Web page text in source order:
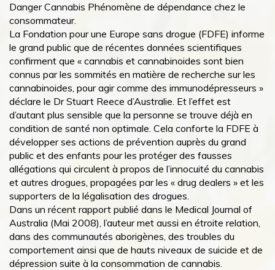
Danger Cannabis Phénomène de dépendance chez le
consommateur.
La Fondation pour une Europe sans drogue (FDFE) informe
le grand public que de récentes données scientifiques
confirment que « cannabis et cannabinoides sont bien
connus par les sommités en matière de recherche sur les
cannabinoides, pour agir comme des immunodépresseurs »
déclare le Dr Stuart Reece d’Australie. Et l’effet est
d’autant plus sensible que la personne se trouve déjà en
condition de santé non optimale. Cela conforte la FDFE à
développer ses actions de prévention auprès du grand
public et des enfants pour les protéger des fausses
allégations qui circulent à propos de l’innocuité du cannabis
et autres drogues, propagées par les « drug dealers » et les
supporters de la légalisation des drogues.
Dans un récent rapport publié dans le Medical Journal of
Australia (Mai 2008), l’auteur met aussi en étroite relation,
dans des communautés aborigènes, des troubles du
comportement ainsi que de hauts niveaux de suicide et de
dépression suite à la consommation de cannabis.